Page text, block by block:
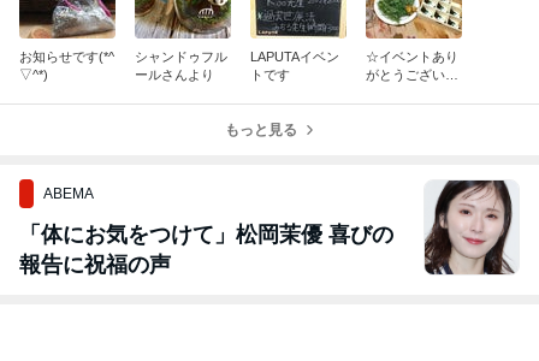
お知らせです(*^
▽^*)
シャンドゥフル
ールさんより
LAPUTAイベン
トです
☆イベントあり
がとうございま
もっと見る
ABEMA
「体にお気をつけて」松岡茉優 喜びの
報告に祝福の声